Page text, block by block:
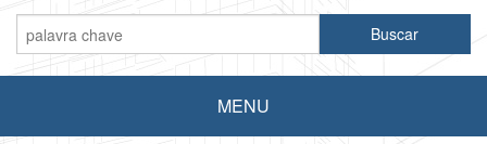
MENU